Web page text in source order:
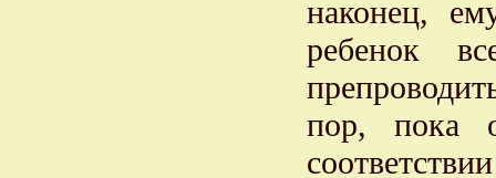
наконец,
ребенок
пор, пока